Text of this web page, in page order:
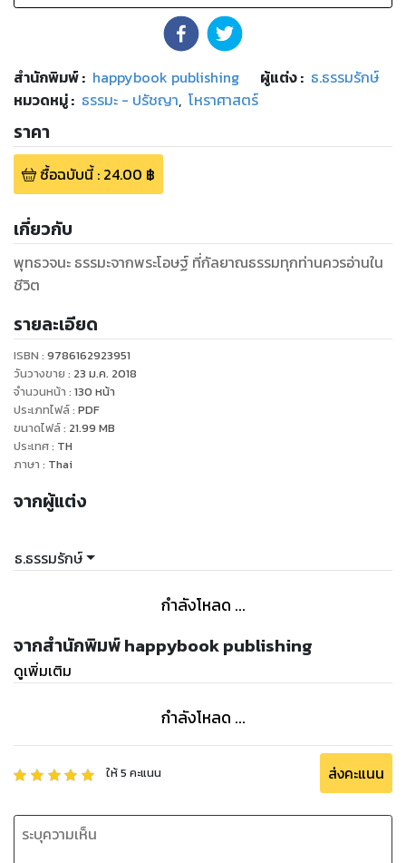
สำนักพิมพ์: happybook publishing ผู้แต่ง : ธ.ธรรมรักษ์
หมวดหมู่: ธรรมะ - ปรัชญา, โหราศาสตร์
ราคา
ซื้อฉบับนี้: 24.00 ฿
เกี่ยวกับ
พุทธวจนะ ธรรมะจากพระโอษฐ์ ที่กัลยาณธรรมทุกท่านควรอ่านใน
ชีวิต
รายละเอียด
ISBN : 9786162923951
วันวางขาย : 23 ม.ค. 2018
จำนวนหน้า : 130 หน้า
ประเภทไฟล์: PDF
ขนาดไฟล์: 21.99 MB
ประเทศ: TH
ภาษา : Thai
จากผู้แต่ง
ธ.ธรรมรักษ์
กำลังโหลด ...
จากสำนักพิมพ์ happybook publishing
ดูเพิ่มเติม
กำลังโหลด ...
ให้5 คะแนน ส่งคะแนน